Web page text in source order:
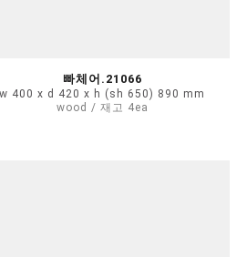
빠체어.21066
w 400 x d 420 x h (sh 650) 890 mm
wood / 재고 4ea